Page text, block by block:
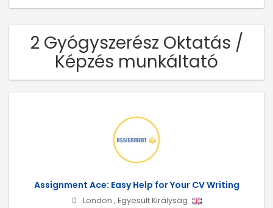
2 Gyógyszerész Oktatás /
Képzés munkáltató
Assignment Ace: Easy Help for Your CV Writing
London , Egyesült Királyság